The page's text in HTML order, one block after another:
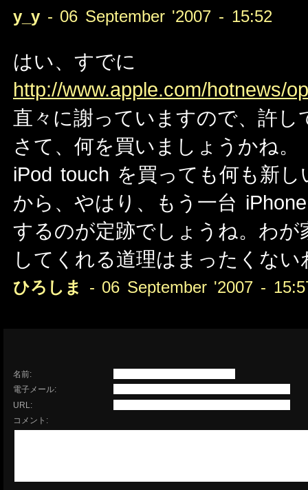
y_y - 06 September '2007 - 15:52
はい、すでに
http://www.apple.com/hotnews/
直々に謝っていますので、許
さて、何を買いましょうかね。
iPod touch を買っても何も新
から、やはり、もう一台
するのが定跡でしょうね。わが
してくれる道理はまったくな
ひろしま - 06 September '2007 -
名前:
電子メール:
URL:
コメント: